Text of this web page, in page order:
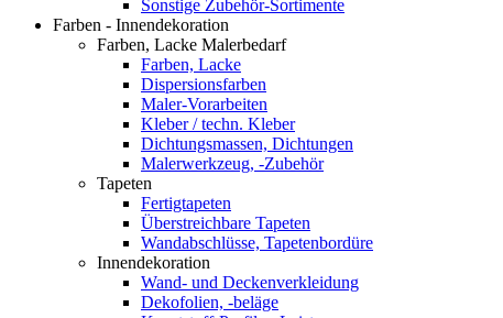
Sonstige Zubehör-Sortimente
Farben - Innendekoration
Farben, Lacke Malerbedarf
Farben, Lacke
Dispersionsfarben
Maler-Vorarbeiten
Kleber / techn. Kleber
Dichtungsmassen, Dichtungen
Malerwerkzeug, -Zubehör
Tapeten
Fertigtapeten
Überstreichbare Tapeten
Wandabschlüsse, Tapetenbordüre
Innendekoration
Wand- und Deckenverkleidung
Dekofolien, -beläge